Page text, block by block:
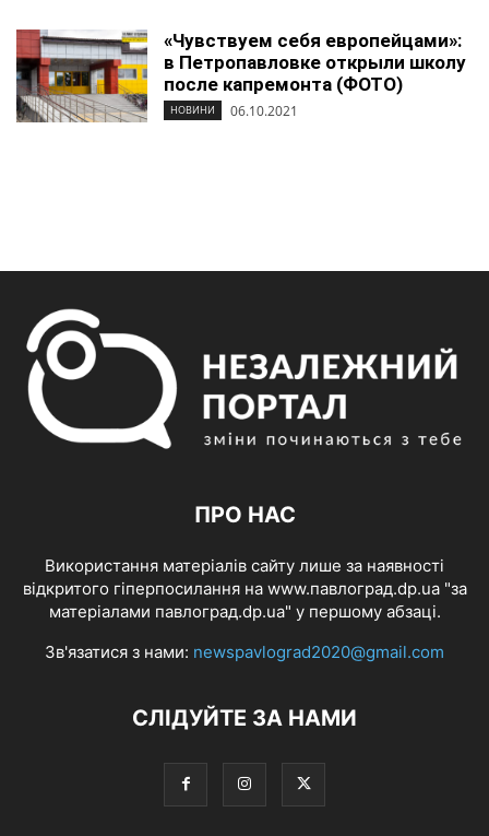
«Чувствуем себя европейцами»:
в Петропавловке открыли школу
после капремонта (ФОТО)
НОВИНИ 06.10.2021
ПРО НАС
Використання матеріалів сайту лише за наявності
відкритого гіперпосилання на www.павлоград.dp.ua "за
матеріалами павлоград.dp.ua" у першому абзаці.
Зв'язатися з нами: newspavlograd2020@gmail.com
СЛІДУЙТЕ ЗА НАМИ